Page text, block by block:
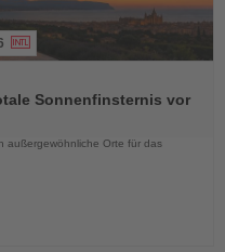
Sonnenfinsternis vor
außergewöhnliche Orte für das